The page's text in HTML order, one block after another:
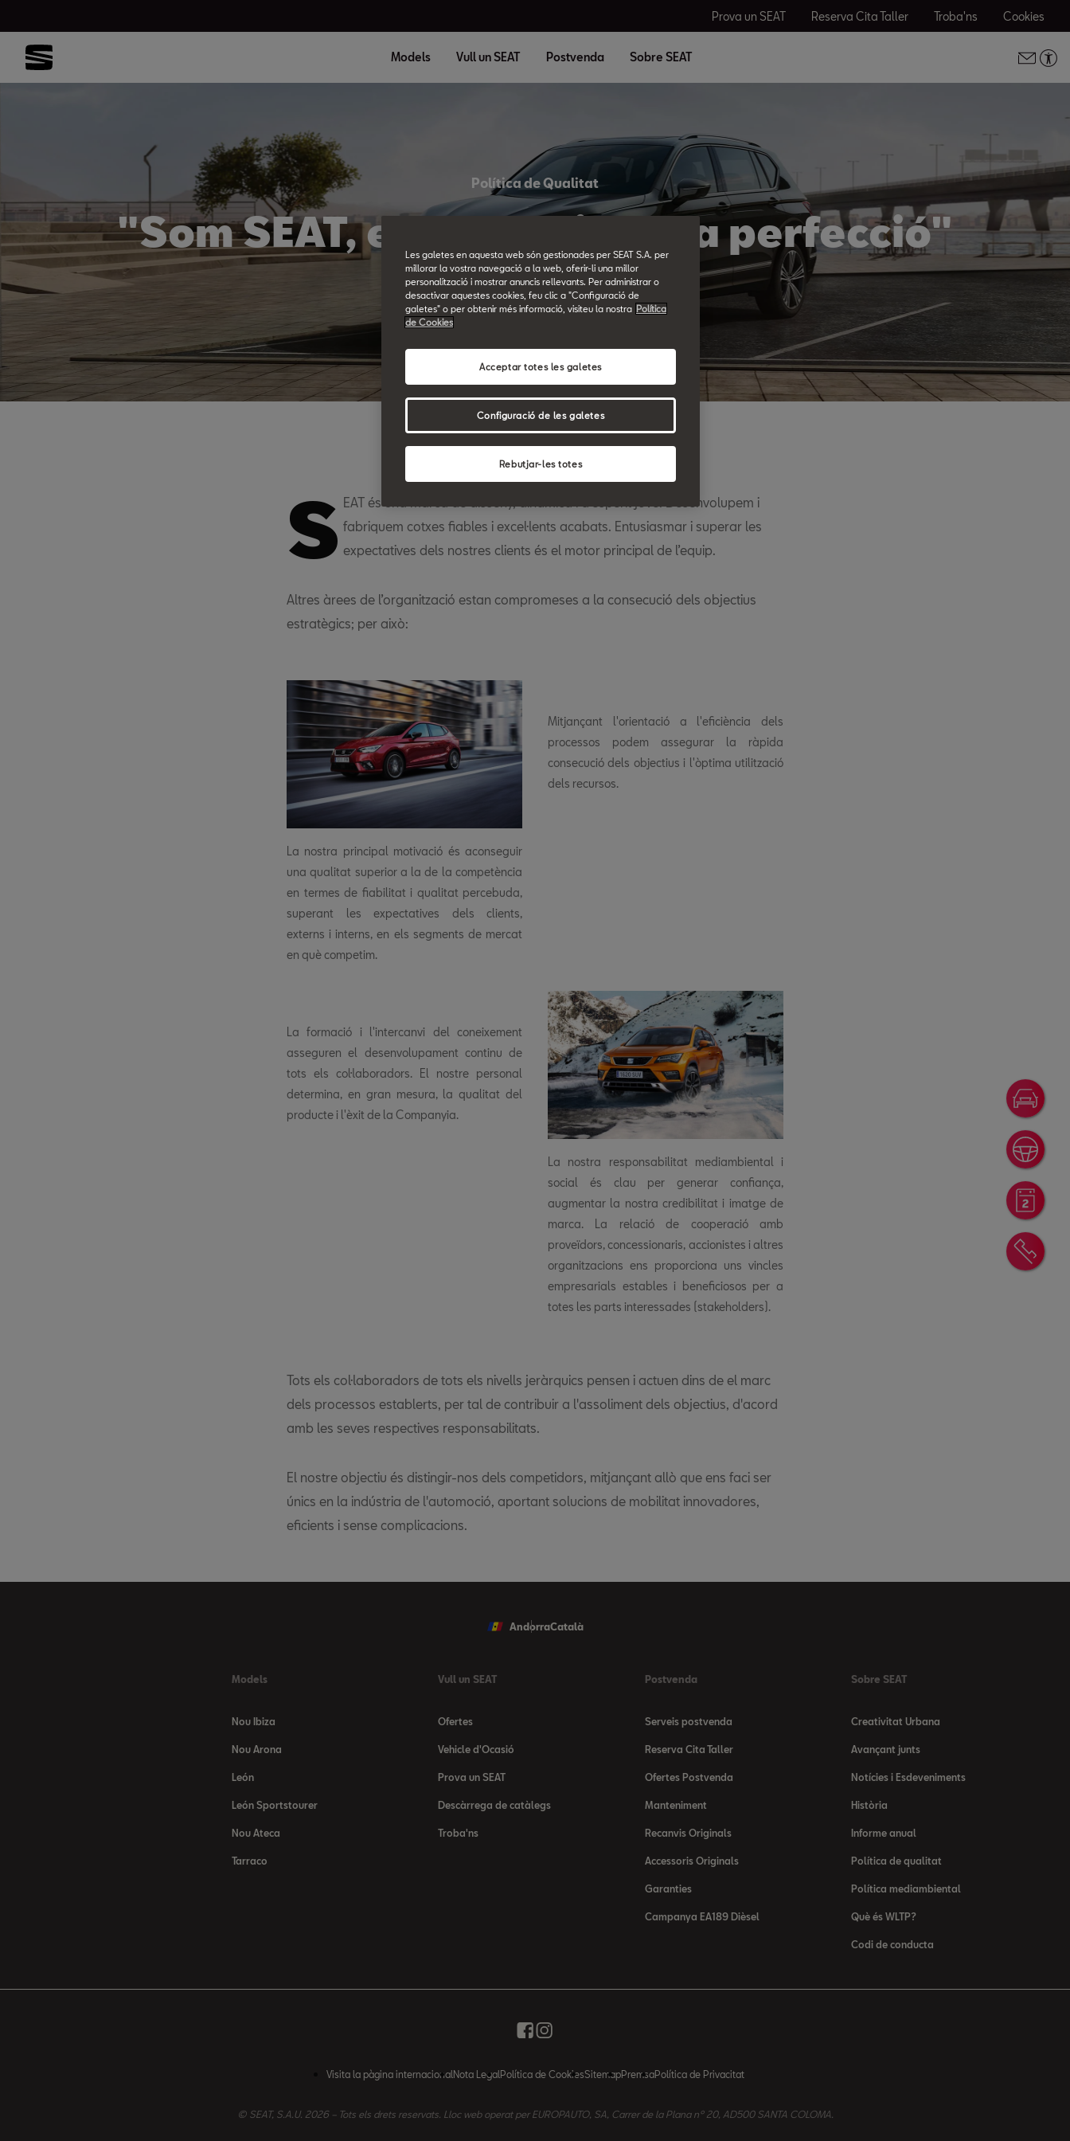
Prova un SEAT Reserva Cita Taller Troba'ns Cookies
Models Vull un SEAT Postvenda Sobre SEAT
Política de Qualitat
"Som SEAT, ens apassiona la perfecció"
S EAT és una marca de disseny, dinàmica i d'esperit jove. Desenvolupem i
fabriquem cotxes fiables i excel·lents acabats. Entusiasmar i superar les
expectatives dels nostres clients és el motor principal de l’equip.
Altres àrees de l’organització estan compromeses a la consecució dels objectius
estratègics; per això:
La nostra principal motivació és aconseguir
una qualitat superior a la de la competència
en termes de fiabilitat i qualitat percebuda,
superant les expectatives dels clients,
externs i interns, en els segments de mercat
en què competim.
Mitjançant l'orientació a l'eficiència dels
processos podem assegurar la ràpida
consecució dels objectius i l'òptima utilització
dels recursos.
La formació i l'intercanvi del coneixement
asseguren el desenvolupament continu de
tots els col·laboradors. El nostre personal
determina, en gran mesura, la qualitat del
producte i l'èxit de la Companyia.
La nostra responsabilitat mediambiental i
social és clau per generar confiança,
augmentar la nostra credibilitat i imatge de
marca. La relació de cooperació amb
proveïdors, concessionaris, accionistes i altres
organitzacions ens proporciona uns vincles
empresarials estables i beneficiosos per a
totes les parts interessades (stakeholders).
Tots els col·laboradors de tots els nivells jeràrquics pensen i actuen dins de el marc
dels processos establerts, per tal de contribuir a l'assoliment dels objectius, d'acord
amb les seves respectives responsabilitats.
El nostre objectiu és distingir-nos dels competidors, mitjançant allò que ens faci ser
únics en la indústria de l'automoció, aportant solucions de mobilitat innovadores,
eficients i sense complicacions.
AndorraCatalà
Models
Nou Ibiza
Nou Arona
León
León Sportstourer
Nou Ateca
Tarraco
Vull un SEAT
Ofertes
Vehicle d'Ocasió
Prova un SEAT
Descàrrega de catàlegs
Troba'ns
Postvenda
Serveis postvenda
Reserva Cita Taller
Ofertes Postvenda
Manteniment
Recanvis Originals
Accessoris Originals
Garanties
Campanya EA189 Dièsel
Sobre SEAT
Creativitat Urbana
Avançant junts
Notícies i Esdeveniments
Història
Informe anual
Política de qualitat
Política mediambiental
Què és WLTP?
Codi de conducta
Visita la pàgina internacional Nota Legal Política de CookiesSitemapPremsaPolítica de Privacitat
© SEAT, S.A.U. 2026 – Tots els drets reservats. Lloc web operat per EUROPAUTO, SA, Carrer de la Plana nº 20, AD500 SANTA COLOMA.
Les galetes en aquesta web són gestionades per SEAT S.A. per
millorar la vostra navegació a la web, oferir-li una millor
personalització i mostrar anuncis rellevants. Per administrar o
desactivar aquestes cookies, feu clic a "Configuració de
galetes" o per obtenir més informació, visiteu la nostra Política
de Cookies
Rebutjar-les totes
Acceptar totes les galetes
Configuració de les galetes